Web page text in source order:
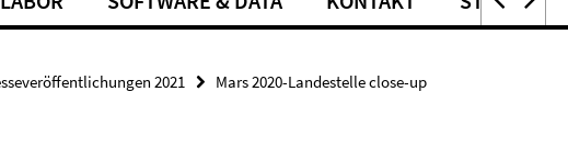
2021
Mars 2020-Landestelle close-up